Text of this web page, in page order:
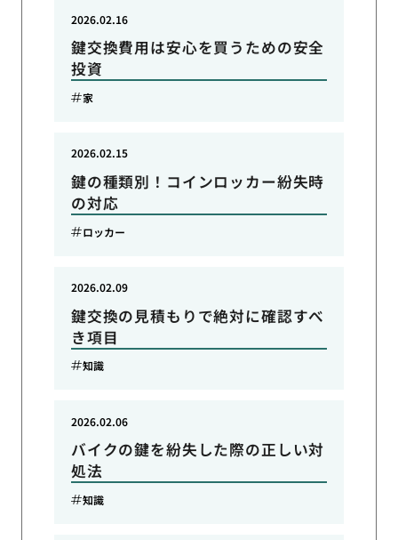
鍵交換費用は安心を買うための安全
投資
2026.02.16
家
鍵の種類別！コインロッカー紛失時
の対応
2026.02.15
ロッカー
鍵交換の見積もりで絶対に確認すべ
き項目
2026.02.09
知識
バイクの鍵を紛失した際の正しい対
処法
2026.02.06
知識